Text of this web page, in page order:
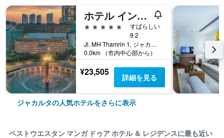
ホテル インドネシア ケンピンスキー ジャカルタ
5つ星
すばらしい
9.2
Jl. MH Thamrin 1, ジャカルタ, インドネシア
0.0km （市内中心部から）
¥23,505 詳細を見る
ジャカルタの人気ホテルをさらに表示
ベストウエスタン マンガ ドゥア ホテル ＆ レジデンスに最も近い